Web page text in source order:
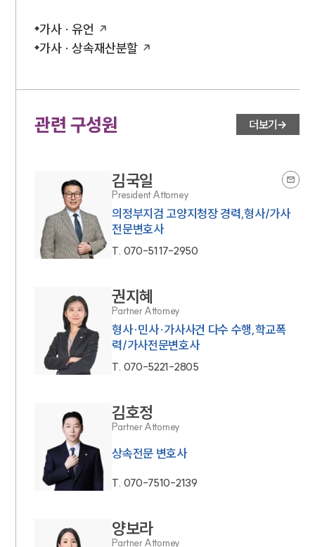
가사 · 유언
가사 · 상속재산분할
관련 구성원 더보기
김국일
President Attorney
의정부지검 고양지청장 경력,형사/가사
전문변호사
T. 070-5117-2950
권지혜
Partner Attorney
형사·민사·가사사건 다수 수행,학교폭
력/가사전문변호사
T. 070-5221-2805
김호정
Partner Attorney
상속전문 변호사
T. 070-7510-2139
양보라
Partner Attorney